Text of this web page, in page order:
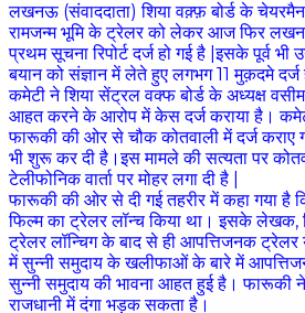
लखनऊ (संवाददाता) शिया वक़्फ़ बोर्ड के चेयरमैन
रामजन्म भूमि के ट्रेलर को लेकर आज फिर
प्रथम सूचना रिपोर्ट दर्ज हो गई है |इसके पूर्व भी
बयान को संज्ञान में लेते हुए लगभग 11 मुक़दमे
कमेटी ने शिया सेंट्रल वक्फ बोर्ड के अध्यक्ष वसीम
आहत करने के आरोप में केस दर्ज कराया है।
फारूकी की ओर से चौक कोतवाली में दर्ज
भी शुरू कर दी है।इस मामले की सत्यता पर
टेलीफोनिक वार्ता पर मोहर लगा दी है |
फारूकी की ओर से दी गई तहरीर में कहा गया है
फिल्म का ट्रेलर लॉन्च किया था। इसके लेखक,
ट्रेलर लॉन्चिग के बाद से ही आपत्तिजनक
में सुन्नी समुदाय के खलीफाओं के बारे में
सुन्नी समुदाय की भावना आहत हुई है।
राजधानी में दंगा भड़क सकता है।